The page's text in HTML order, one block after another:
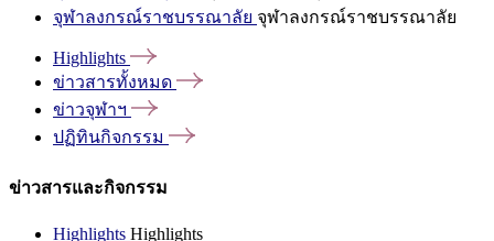
จุฬาลงกรณ์ราชบรรณาลัย จุฬาลงกรณ์ราชบรรณาลัย
Highlights
ข่าวสารทั้งหมด
ข่าวจุฬาฯ
ปฏิทินกิจกรรม
ข่าวสารและกิจกรรม
Highlights Highlights